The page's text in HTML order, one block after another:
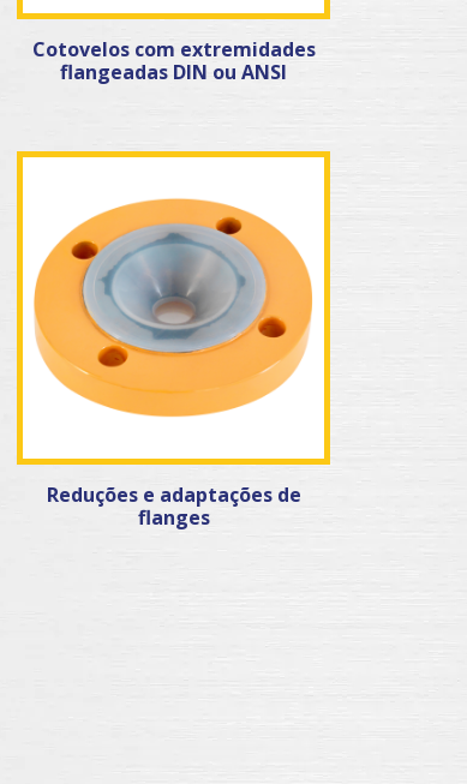
Cotovelos com extremidades
flangeadas DIN ou ANSI
Reduções e adaptações de
flanges